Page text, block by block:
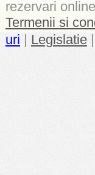
rezervari
Termenii si
uri | Legislatie |